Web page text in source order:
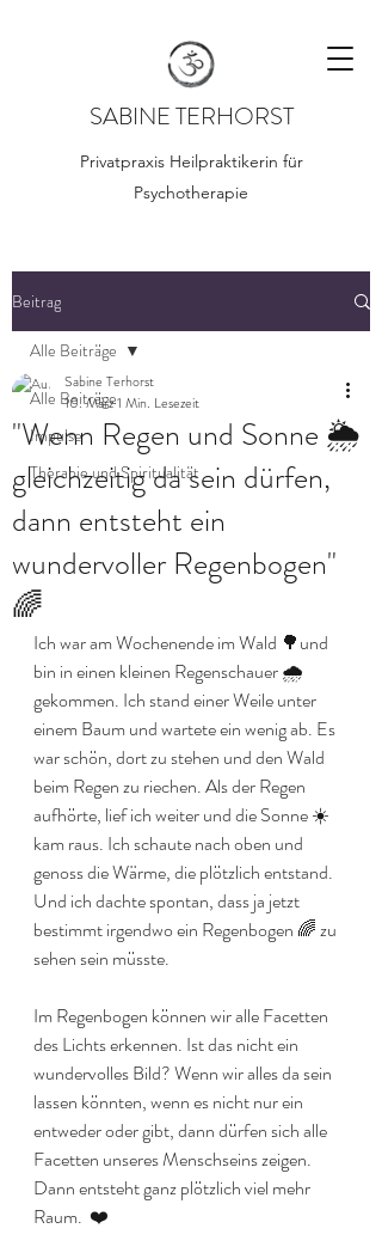
SABINE TERHORST
Privatpraxis Heilpraktikerin für
Psychotherapie
Beitrag
Alle Beiträge
Impulse
Therapie und Spiritualität
Alle Beiträge
"Wenn Regen und Sonne 🌦️
gleichzeitig da sein dürfen,
dann entsteht ein
wundervoller Regenbogen"
🌈
Sabine Terhorst
10. März1 Min. Lesezeit
Ich war am Wochenende im Wald 🌳und
bin in einen kleinen Regenschauer 🌧️
gekommen. Ich stand einer Weile unter
einem Baum und wartete ein wenig ab. Es
war schön, dort zu stehen und den Wald
beim Regen zu riechen. Als der Regen
aufhörte, lief ich weiter und die Sonne ☀️
kam raus. Ich schaute nach oben und
genoss die Wärme, die plötzlich entstand.
Und ich dachte spontan, dass ja jetzt
bestimmt irgendwo ein Regenbogen 🌈 zu
sehen sein müsste.
Im Regenbogen können wir alle Facetten
des Lichts erkennen. Ist das nicht ein
wundervolles Bild? Wenn wir alles da sein
lassen könnten, wenn es nicht nur ein
entweder oder gibt, dann dürfen sich alle
Facetten unseres Menschseins zeigen.
Dann entsteht ganz plötzlich viel mehr
Raum.  ❤️